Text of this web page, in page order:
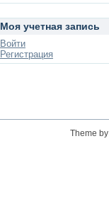
Моя учетная запись
Войти
Регистрация
Theme by